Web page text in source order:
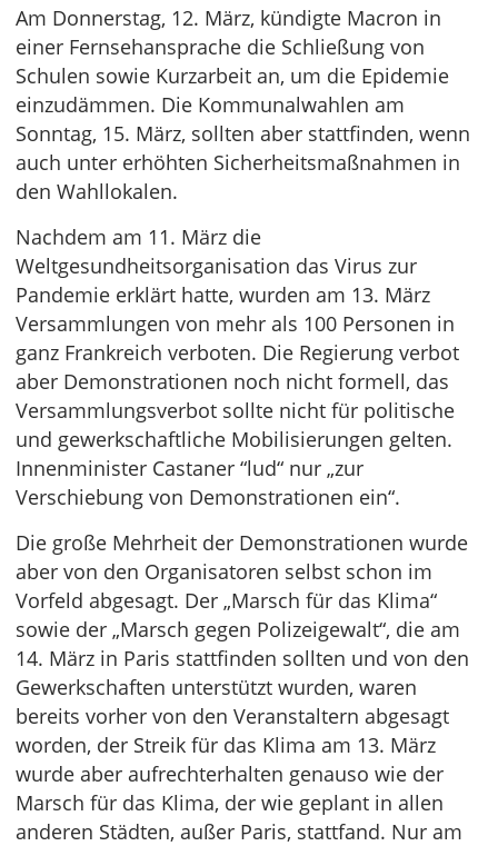
Am Donnerstag, 12. März, kündigte Macron in
einer Fernsehansprache die Schließung von
Schulen sowie Kurzarbeit an, um die Epidemie
einzudämmen. Die Kommunalwahlen am
Sonntag, 15. März, sollten aber stattfinden, wenn
auch unter erhöhten Sicherheitsmaßnahmen in
den Wahllokalen.
Nachdem am 11. März die
Weltgesundheitsorganisation das Virus zur
Pandemie erklärt hatte, wurden am 13. März
Versammlungen von mehr als 100 Personen in
ganz Frankreich verboten. Die Regierung verbot
aber Demonstrationen noch nicht formell, das
Versammlungsverbot sollte nicht für politische
und gewerkschaftliche Mobilisierungen gelten.
Innenminister Castaner “lud“ nur „zur
Verschiebung von Demonstrationen ein“.
Die große Mehrheit der Demonstrationen wurde
aber von den Organisatoren selbst schon im
Vorfeld abgesagt. Der „Marsch für das Klima“
sowie der „Marsch gegen Polizeigewalt“, die am
14. März in Paris stattfinden sollten und von den
Gewerkschaften unterstützt wurden, waren
bereits vorher von den Veranstaltern abgesagt
worden, der Streik für das Klima am 13. März
wurde aber aufrechterhalten genauso wie der
Marsch für das Klima, der wie geplant in allen
anderen Städten, außer Paris, stattfand. Nur am